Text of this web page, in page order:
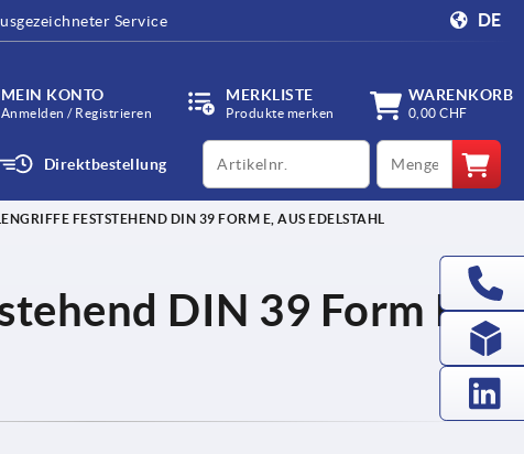
Service DE
MEIN KONTO
Anmelden / Registrieren
MERKLISTE
Produkte merken
WARENKORB
0,00 CHF
Direktbestellung
productCode qty
FESTSTEHEND DIN 39 FORM E, AUS EDELSTAHL
DIN 39 Form E,